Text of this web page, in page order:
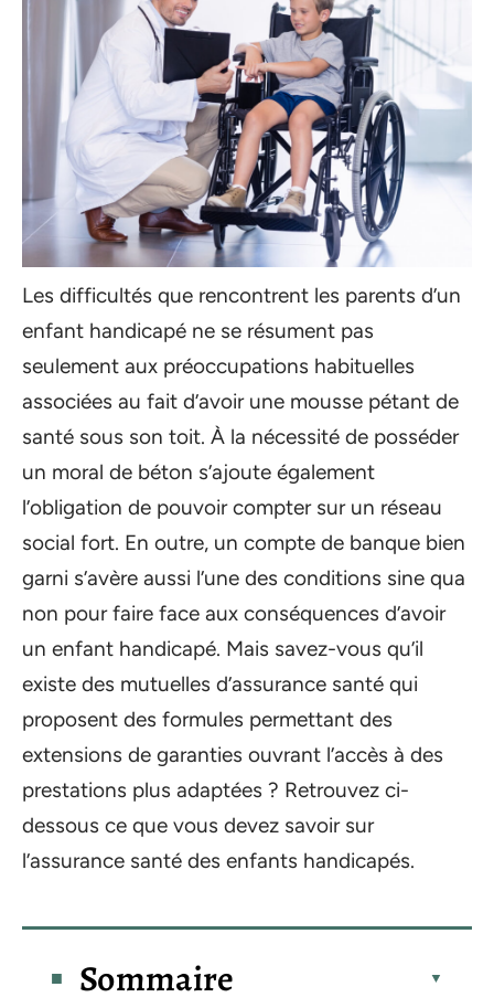
Les difficultés que rencontrent les parents d’un
enfant handicapé ne se résument pas
seulement aux préoccupations habituelles
associées au fait d’avoir une mousse pétant de
santé sous son toit. À la nécessité de posséder
un moral de béton s’ajoute également
l’obligation de pouvoir compter sur un réseau
social fort. En outre, un compte de banque bien
garni s’avère aussi l’une des conditions sine qua
non pour faire face aux conséquences d’avoir
un enfant handicapé. Mais savez-vous qu’il
existe des mutuelles d’assurance santé qui
proposent des formules permettant des
extensions de garanties ouvrant l’accès à des
prestations plus adaptées ? Retrouvez ci-
dessous ce que vous devez savoir sur
l’assurance santé des enfants handicapés.
Sommaire